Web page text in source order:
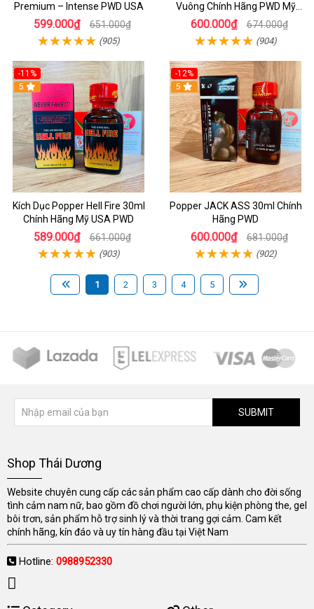
Premium – Intense PWD USA
599.000₫ 651.000₫
(905)
Vuông Chính Hãng PWD Mỹ
Tăng Hưng Phấn Cho Top Bot
600.000₫ 674.000₫
(904)
-11%
5
Kích Dục Popper Hell Fire 30ml
Chính Hãng Mỹ USA PWD
589.000₫ 661.000₫
(903)
-12%
5
Popper JACK ASS 30ml Chính
Hãng PWD
600.000₫ 681.000₫
(902)
1 2 3 4 5
SUBMIT
Shop Thái Dương
Website chuyên cung cấp các sản phẩm cao cấp dành cho đời sống
tình cảm nam nữ, bao gồm đồ chơi người lớn, phụ kiện phòng the, gel
bôi trơn, sản phẩm hỗ trợ sinh lý và thời trang gợi cảm. Cam kết
chính hãng, kín đáo và uy tín hàng đầu tại Việt Nam
Hotline: 0988952330